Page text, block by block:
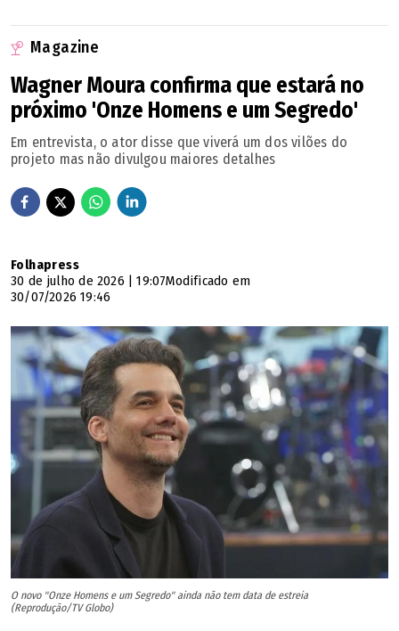
SERVIÇO
Evento:OUVE Festival - Música para ver e ouvir
Data:
5 a 8 de agosto de 2026
Local:
Teatro Sesi -- Avenida João Leite, 1013, Setor Santa
Genoveva
Entrada gratuita, mediante doação de 1kg de
alimento não perecível
Mais informações:@ouvefestival
PROGRAMAÇÃO
Abertura: Quarta-feira, dia 5 --- 19h30
Filme: As Dores do Mundo -- Hyldon
Direção: Emílio Domingos e Felipe David Rodrigues
Show: Hyldon --- Na Rua, na Chuva, na Fazenda -- 50 anos
Magazine
Wagner Moura confirma que estará no
próximo 'Onze Homens e um Segredo'
Em entrevista, o ator disse que viverá um dos vilões do
projeto mas não divulgou maiores detalhes
Folhapress
30 de julho de 2026 | 19:07Modificado em
30/07/2026 19:46
O novo "Onze Homens e um Segredo" ainda não tem data de estreia
(Reprodução/TV Globo)